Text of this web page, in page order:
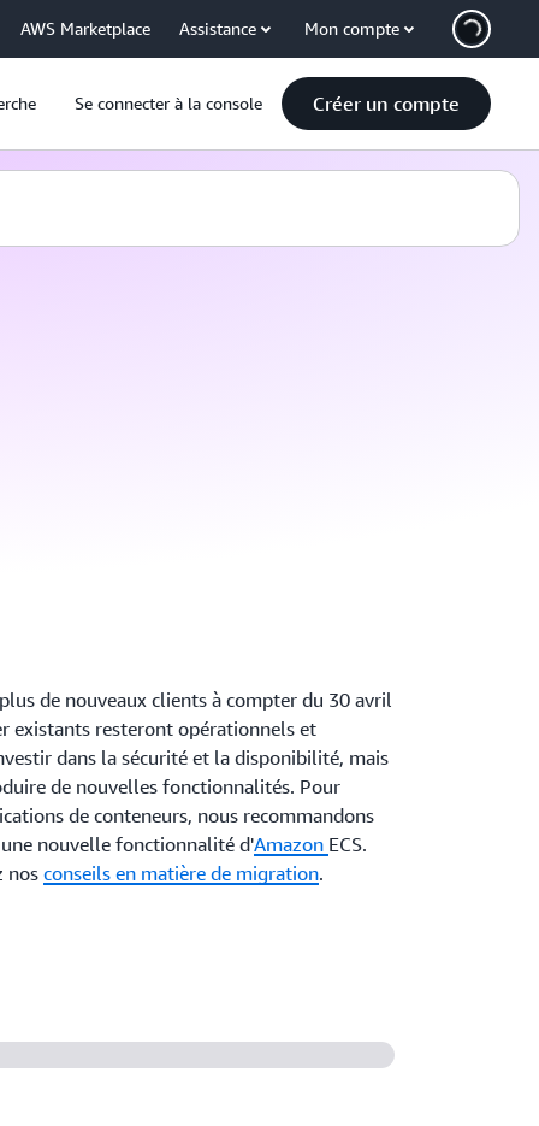
AWS Marketplace Assistance Mon compte
Se connecter à la console Créer un compte
de nouveaux clients à compter du 30 avril
existants resteront opérationnels et
dans la sécurité et la disponibilité, mais
de nouvelles fonctionnalités. Pour
de conteneurs, nous recommandons
nouvelle fonctionnalité d'Amazon ECS.
nosconseils en matière de migration.